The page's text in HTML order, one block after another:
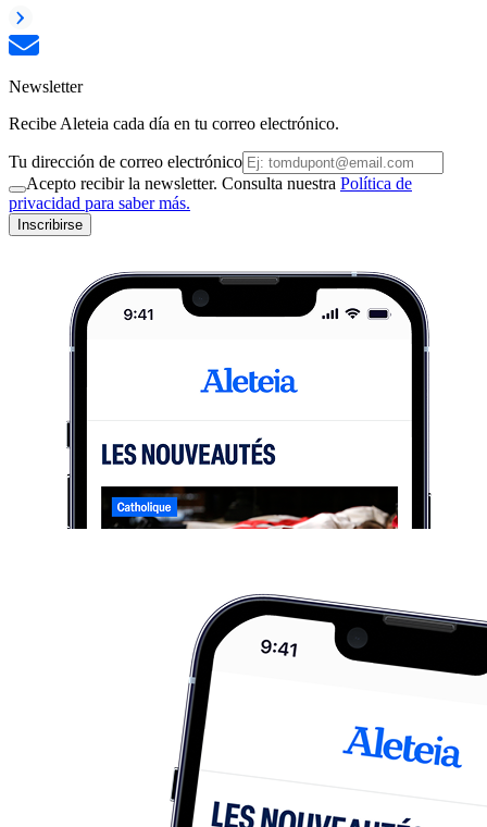
Newsletter
Recibe Aleteia cada día en tu correo electrónico.
Tu dirección de correo electrónico
Acepto recibir la newsletter. Consulta nuestra Política de
privacidad para saber más.
Inscribirse